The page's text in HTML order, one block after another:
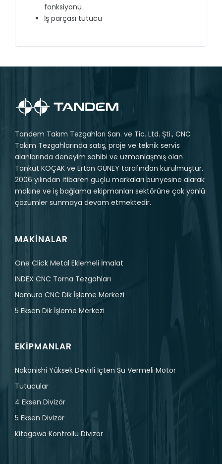
fonksiyonu
İş parçası tutucu
Tandem Takım Tezgahları San. ve Tic. Ltd. Şti., CNC
Takım Tezgahlarında satış, proje ve teknik servis
alanlarında deneyim sahibi ve uzmanlaşmış olan
Tankut KOÇAK ve Ertan GÜNEY tarafından kurulmuştur.
2006 yılından itibaren güçlü markaları bünyesine alarak
makine ve iş bağlama ekipmanları sektörüne çok yönlü
çözümler sunmaya devam etmektedir.
MAKINALAR
One Click Metal Eklemeli İmalat
INDEX CNC Torna Tezgahları
Nomura CNC Dik İşleme Merkezi
5 Eksen Dik İşleme Merkezi
EKIPMANLAR
Nakanishi Yüksek Devirli İçten Su Vermeli Motor
Tutucular
4 Eksen Divizör
5 Eksen Divizör
Kitagawa Kontrollü Divizör